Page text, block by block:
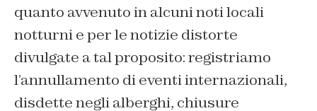
quanto avvenuto in alcuni noti locali
notturni e per le notizie distorte
divulgate a tal proposito: registriamo
l’annullamento di eventi internazionali,
disdette negli alberghi, chiusure